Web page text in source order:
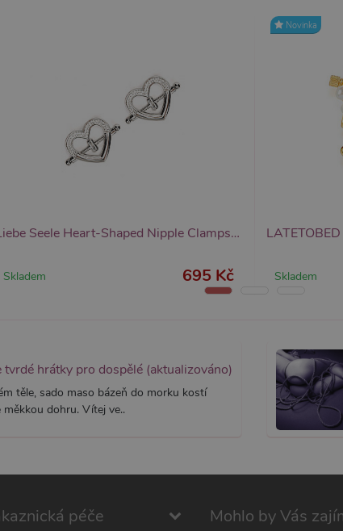
Liebe Seele Heart-Shaped Nipple Clamps with Rhinestones (Silver), třpytivé svorky bradavek
Skladem 695 Kč
Novinka
Skladem
tvrdé hrátky pro dospělé (aktualizováno)
těle, sado maso bázeň do morku kostí
dohru. Vítej ve..
péče Mohlo by Vás
lepivosti založených na trvání s
měsíc
Tento soubor cookie obsahuje
Vyprší Popis
používané analytické služby Google. Tento soubor
přiřazením náhodně vygenerovaného čísla jako
webů.
Vyprší